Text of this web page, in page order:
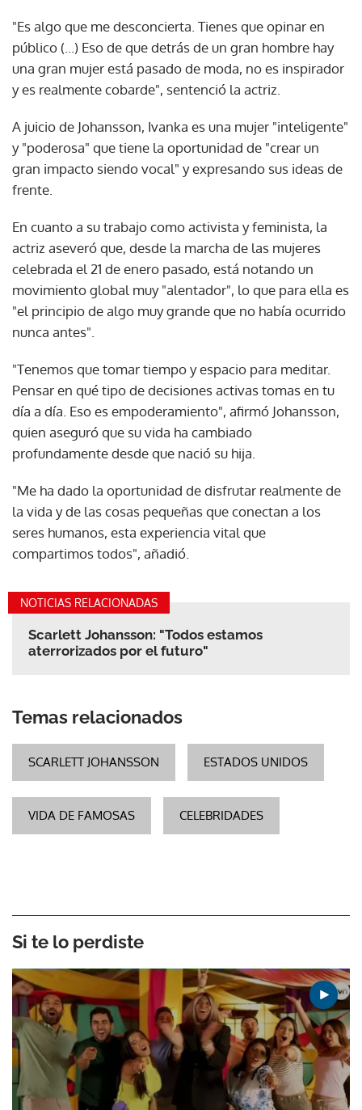
"Es algo que me desconcierta. Tienes que opinar en
público (...) Eso de que detrás de un gran hombre hay
una gran mujer está pasado de moda, no es inspirador
y es realmente cobarde", sentenció la actriz.
A juicio de Johansson, Ivanka es una mujer "inteligente"
y "poderosa" que tiene la oportunidad de "crear un
gran impacto siendo vocal" y expresando sus ideas de
frente.
En cuanto a su trabajo como activista y feminista, la
actriz aseveró que, desde la marcha de las mujeres
celebrada el 21 de enero pasado, está notando un
movimiento global muy "alentador", lo que para ella es
"el principio de algo muy grande que no había ocurrido
nunca antes".
"Tenemos que tomar tiempo y espacio para meditar.
Pensar en qué tipo de decisiones activas tomas en tu
día a día. Eso es empoderamiento", afirmó Johansson,
quien aseguró que su vida ha cambiado
profundamente desde que nació su hija.
"Me ha dado la oportunidad de disfrutar realmente de
la vida y de las cosas pequeñas que conectan a los
seres humanos, esta experiencia vital que
compartimos todos", añadió.
NOTICIAS RELACIONADAS
Scarlett Johansson: "Todos estamos
aterrorizados por el futuro"
Temas relacionados
SCARLETT JOHANSSON ESTADOS UNIDOS
VIDA DE FAMOSAS CELEBRIDADES
Si te lo perdiste